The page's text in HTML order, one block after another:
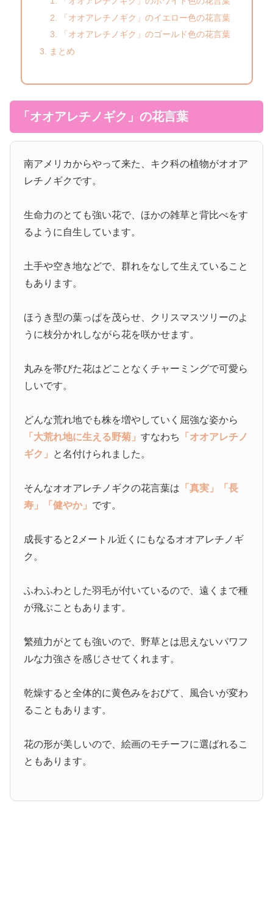
「オオアレチノギク」のイエロー色の花言葉
「オオアレチノギク」のゴールド色の花言葉
まとめ
「オオアレチノギク」の花言葉
南アメリカからやって来た、キク科の植物がオオア
レチノギクです。
生命力のとても強い花で、ほかの雑草と背比べをす
るように自生しています。
土手や空き地などで、群れをなして生えていること
もあります。
ほうき型の葉っぱを茂らせ、クリスマスツリーのよ
うに枝分かれしながら花を咲かせます。
丸みを帯びた花はどことなくチャーミングで可愛ら
しいです。
どんな荒れ地でも株を増やしていく屈強な姿から
「大荒れ地に生える野菊」すなわち
「オオアレチノ
ギク」 と名付けられました。
そんなオオアレチノギクの花言葉は 「真実」
「長
寿」
「健やか」 です。
成長すると2メートル近くにもなるオオアレチノギ
ク。
ふわふわとした羽毛が付いているので、遠くまで種
が飛ぶこともあります。
繁殖力がとても強いので、野草とは思えないパワフ
ルな力強さを感じさせてくれます。
乾燥すると全体的に黄色みをおびて、風合いが変わ
ることもあります。
花の形が美しいので、絵画のモチーフに選ばれるこ
ともあります。